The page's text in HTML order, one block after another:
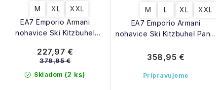
EA7 Emporio Armani
nohavice Ski Kitzbuhel
M XL XXL
Skladom (2 ks)
227,97 €
379,95 €
EA7 Emporio Armani
nohavice Ski Kitzbuhel Pants
M L XL XXL
Pripravujeme
358,95 €